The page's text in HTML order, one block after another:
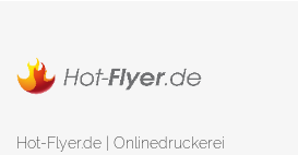
Hot-Flyer.de | Onlinedruckerei